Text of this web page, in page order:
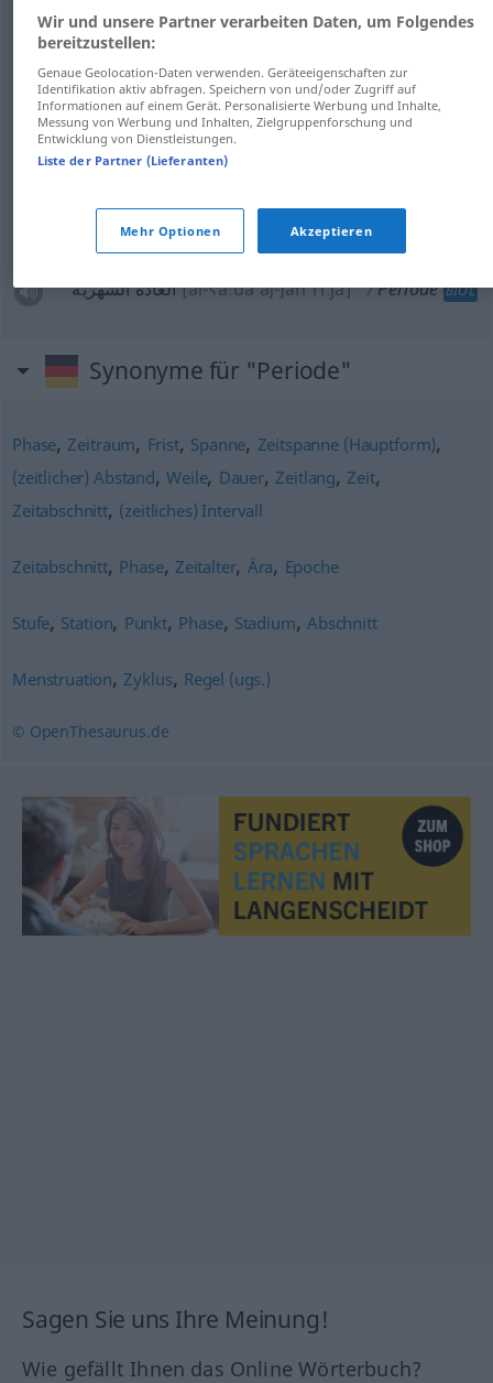
حقبة [ħiqba] Periode
حقب PL [ħiqab]
عصر [ʕɑsr] Periode(Epoche)
دورة [daura] Periode
العادة الشهرية[al-ʕaːda aʃ-ʃahˈriːja] Periode BIOL
Synonyme für "Periode"
Phase, Zeitraum, Frist, Spanne, Zeitspanne (Hauptform),
(zeitlicher) Abstand,Weile, Dauer, Zeitlang, Zeit,
Zeitabschnitt, (zeitliches) Intervall
Zeitabschnitt, Phase, Zeitalter, Ära, Epoche
Stufe, Station, Punkt, Phase, Stadium,Abschnitt
Menstruation, Zyklus, Regel (ugs.)
© OpenThesaurus.de
Sagen Sie uns Ihre Meinung!
Wie gefällt Ihnen das Online Wörterbuch?
Wir und unsere Partner verarbeiten Daten, um Folgendes
bereitzustellen:
Genaue Geolocation-Daten verwenden. Geräteeigenschaften zur
Identifikation aktiv abfragen. Speichern von und/oder Zugriff auf
Informationen auf einem Gerät. Personalisierte Werbung und Inhalte,
Messung von Werbung und Inhalten, Zielgruppenforschung und
Entwicklung von Dienstleistungen.
Liste der Partner (Lieferanten)
Mehr Optionen Akzeptieren